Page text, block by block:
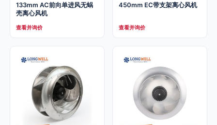
133mm AC前向单进风无蜗
壳离心风机
查看并询价
450mm EC带支架离心风机
查看并询价